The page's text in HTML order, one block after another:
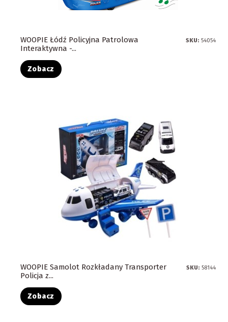
WOOPIE Łódź Policyjna Patrolowa
Interaktywna -...
SKU: 54054
Zobacz
WOOPIE Samolot Rozkładany Transporter
Policja z...
SKU: 58144
Zobacz